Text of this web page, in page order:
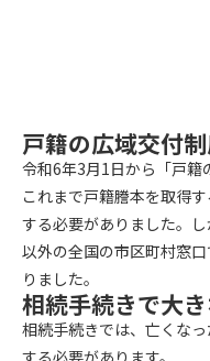
戸籍の広域交付
令和6年3月1日から「戸籍
これまで戸籍謄本を取得
する必要がありました。
以外の全国の市区町村窓
りました。
相続手続きで大
相続手続きでは、亡くな
する必要があります。